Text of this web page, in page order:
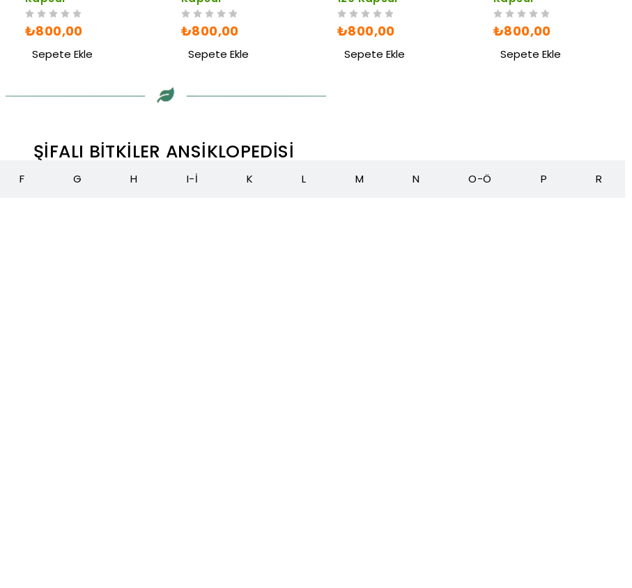
₺800,00
Sepete Ekle
₺800,00
Sepete Ekle
₺800,00
Sepete Ekle
₺800,00
Sepete Ekle
ŞİFALI BİTKİLER ANSİKLOPEDİSİ
F G H I-İ K L M N O-Ö P
R